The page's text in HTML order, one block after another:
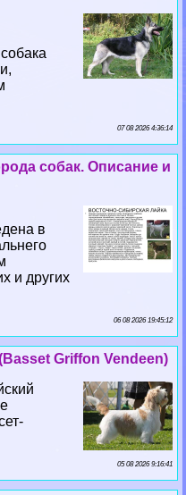
07 08 2026 4:36:14
собак. Описание и
в
и других
06 08 2026 19:45:12
Griffon Vendeen)
05 08 2026 9:16:41